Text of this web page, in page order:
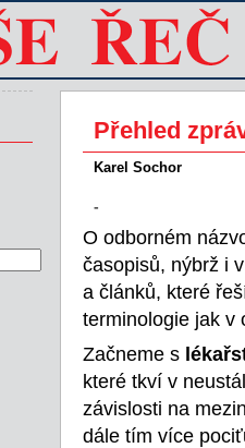
Přehled
Karel Sochor
-
O odborném
časopisů, nýbrž i
a článků, které
terminologie jak v
Začneme s
které tkví v
závislosti na
dále tím více